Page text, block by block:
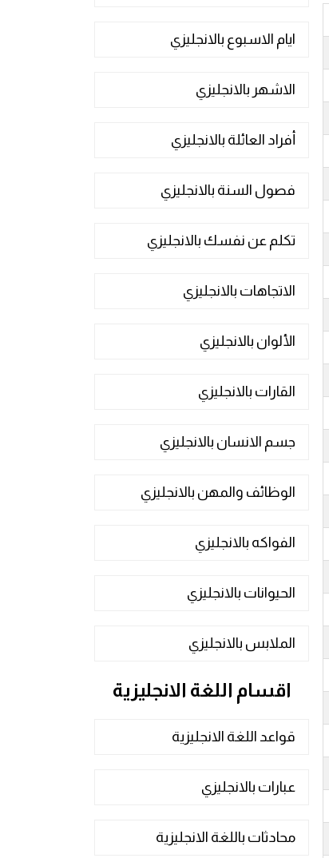
ايام الاسبوع بالانجليزي
الاشهر بالانجليزي
أفراد العائلة بالانجليزي
فصول السنة بالانجليزي
تكلم عن نفسك بالانجليزي
الاتجاهات بالانجليزي
الألوان بالانجليزي
القارات بالانجليزي
جسم الانسان بالانجليزي
الوظائف والمهن بالانجليزي
الفواكه بالانجليزي
الحيوانات بالانجليزي
الملابس بالانجليزي
اقسام اللغة الانجليزية
قواعد اللغة الانجليزية
عبارات بالانجليزي
محادثات باللغة الانجليزية